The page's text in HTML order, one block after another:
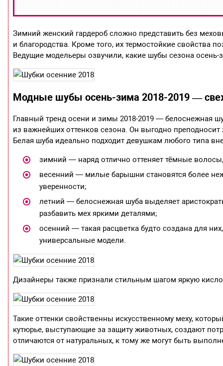
Зимний женский гардероб сложно представить без
и благородства. Кроме того, их термостойкие свойства
Ведущие модельеры озвучили, какие шубы сезона осень-
Модные шубы осень-зима 2018-2019 —
Главный тренд осени и зимы 2018-2019 — белоснежная
из важнейших оттенков сезона. Он выгодно
Белая шуба идеально подходит девушкам любого типа
зимний — наряд отлично оттеняет тёмные
весенний — милые барышни становятся более
уверенности;
летний — белоснежная шуба выделяет
разбавить мех яркими деталями;
осенний — такая расцветка будто создана для
универсальные модели.
Дизайнеры также признали стильным шагом яркую
Такие оттенки свойственны искусственному меху,
кутюрье, выступающие за защиту животных, создают
отличаются от натуральных, к тому же могут быть